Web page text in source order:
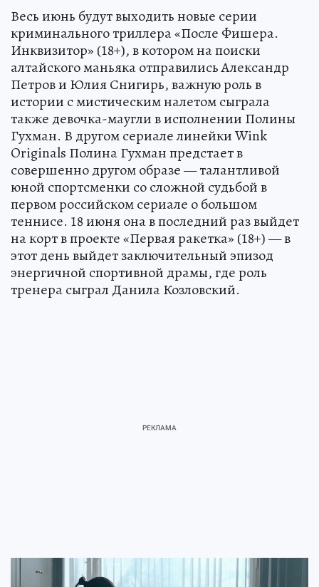
Весь июнь будут выходить новые серии
криминального триллера «После Фишера.
Инквизитор» (18+), в котором на поиски
алтайского маньяка отправились Александр
Петров и Юлия Снигирь, важную роль в
истории с мистическим налетом сыграла
также девочка-маугли в исполнении Полины
Гухман. В другом сериале линейки Wink
Originals Полина Гухман предстает в
совершенно другом образе — талантливой
юной спортсменки со сложной судьбой в
первом российском сериале о большом
теннисе. 18 июня она в последний раз выйдет
на корт в проекте «Первая ракетка» (18+) — в
этот день выйдет заключительный эпизод
энергичной спортивной драмы, где роль
тренера сыграл Данила Козловский.